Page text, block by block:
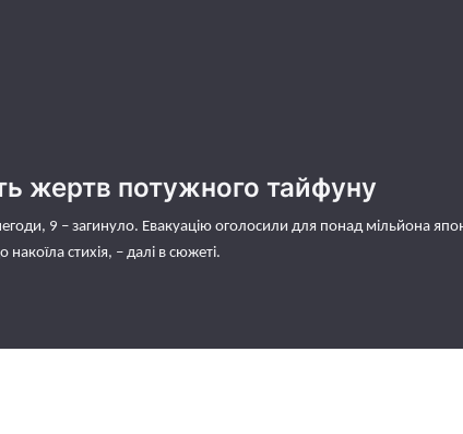
жертв потужного тайфуну
9 – загинуло. Евакуацію оголосили для понад мільйона
накоїла стихія, – далі в сюжеті.